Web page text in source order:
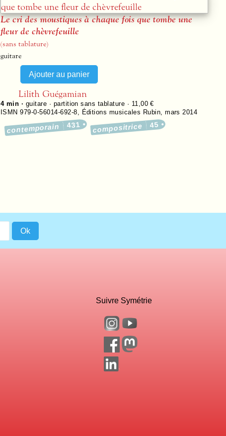
Le cri des moustiques à chaque fois que tombe une
fleur de chèvrefeuille
(sans tablature)
guitare
Lilith Guégamian
4 min · guitare · partition sans tablature · 11,00 €
ISMN 979-0-56014-692-8
Éditions musicales Rubin ,mars 2014
contemporain 431 compositrice 45
Suivre Symétrie